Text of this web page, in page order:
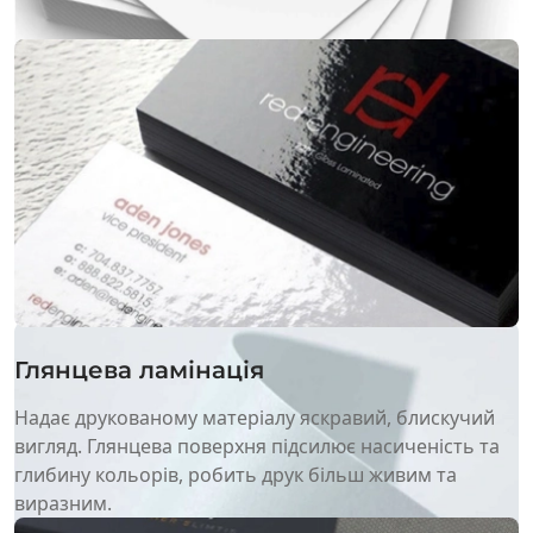
Крейдований картон
Відрізняється підвищеною стійкістю до пошкоджень
за рахунок багатошарової структури. Незважаючи на
щільність, матеріал гнучкий, а спеціальне покриття
гарантує водовідштовхувальні властивості матеріалу
та приємну гладкість.
Глянцева ламінація
Надає друкованому матеріалу яскравий, блискучий
вигляд. Глянцева поверхня підсилює насиченість та
глибину кольорів, робить друк більш живим та
виразним.